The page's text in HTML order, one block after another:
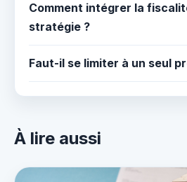
Comment intégrer la
stratégie ?
Faut-il se limiter à un seul
À lire aussi